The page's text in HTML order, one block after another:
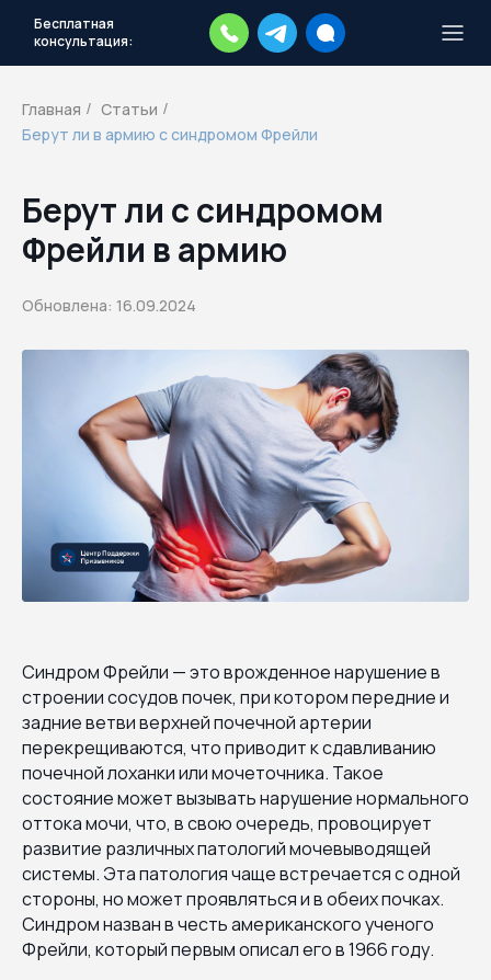
Бесплатная
консультация:
Главная / Статьи /
Берут ли в армию с синдромом Фрейли
Берут ли с синдромом
Фрейли в армию
Обновлена: 16.09.2024
Синдром Фрейли — это врожденное нарушение в
строении сосудов почек, при котором передние и
задние ветви верхней почечной артерии
перекрещиваются, что приводит к сдавливанию
почечной лоханки или мочеточника. Такое
состояние может вызывать нарушение нормального
оттока мочи, что, в свою очередь, провоцирует
развитие различных патологий мочевыводящей
системы. Эта патология чаще встречается с одной
стороны, но может проявляться и в обеих почках.
Синдром назван в честь американского ученого
Фрейли, который первым описал его в 1966 году.
каждый день.
действий